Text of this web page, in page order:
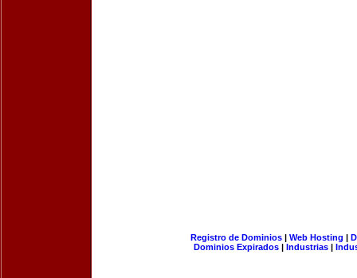
Registro de Dominios| Web Hosting |
Dominios Expirados | Industrias |